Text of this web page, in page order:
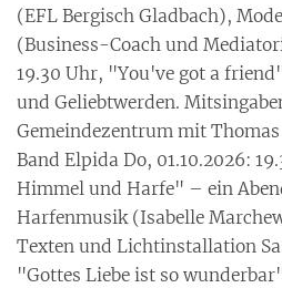
(EFL Bergisch Gladbach),
(Business-Coach und
19.30 Uhr, "You've got a
und Geliebtwerden.
Gemeindezentrum mit
Band Elpida Do, 01.10.2026:
Himmel und Harfe" – ein
Harfenmusik (Isabelle
Texten und Lichtinstallation
"Gottes Liebe ist so